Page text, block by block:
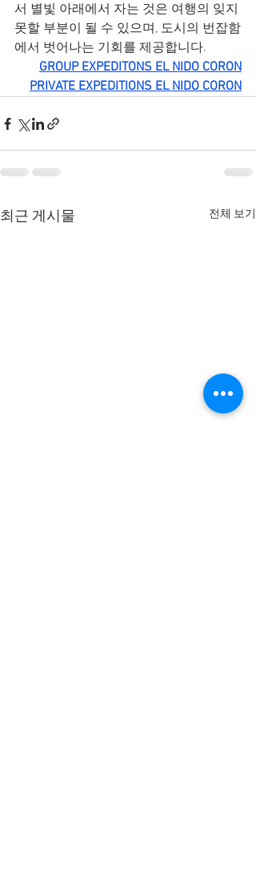
서 별빛 아래에서 자는 것은 여행의 잊지
못할 부분이 될 수 있으며, 도시의 번잡함
에서 벗어나는 기회를 제공합니다.
GROUP EXPEDITONS EL NIDO CORON
PRIVATE EXPEDITIONS EL NIDO CORON
최근 게시물 전체 보기